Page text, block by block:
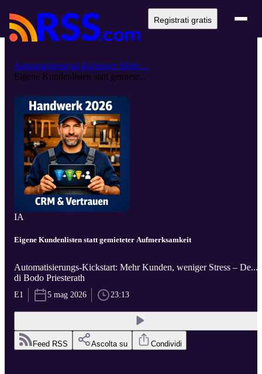
Registrati gratis
Automatisierungs-Kickstart: Mehr ...
Eigene Kundenlisten statt gemiete...
IA
Eigene Kundenlisten statt gemieteter Aufmerksamkeit
Automatisierungs-Kickstart: Mehr Kunden, weniger Stress – De...
di Bodo Priesterath
E1 5 mag 2026 23:13
Feed RSS Ascolta su Condividi